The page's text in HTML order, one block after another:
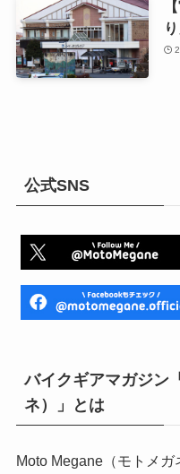
公式SNS
バイクギアマガジン
ネ）」とは
Moto Megane（モトメ